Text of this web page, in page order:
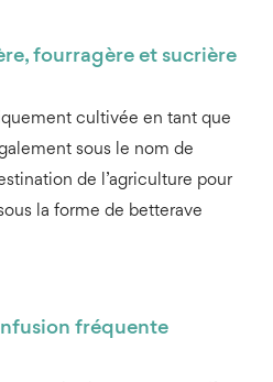
fourragère et sucrière
cultivée en tant que
sous le nom de
de l’agriculture pour
la forme de betterave
fréquente